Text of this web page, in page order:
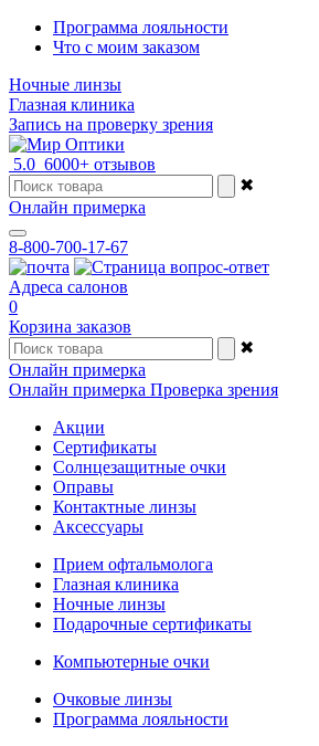
Программа лояльности
Что с моим заказом
Ночные линзы
Глазная клиника
Запись на проверку зрения
5.0 6000+ отзывов
✖
Онлайн примерка
8-800-700-17-67
Адреса салонов
0
Корзина заказов
✖
Онлайн примерка
Онлайн примерка Проверка зрения
Акции
Сертификаты
Солнцезащитные очки
Оправы
Контактные линзы
Аксессуары
Прием офтальмолога
Глазная клиника
Ночные линзы
Подарочные сертификаты
Компьютерные очки
Очковые линзы
Программа лояльности